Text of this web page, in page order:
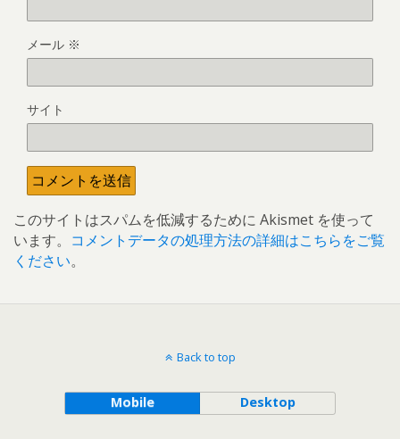
メール ※
サイト
このサイトはスパムを低減するために Akismet を使って
います。 コメントデータの処理方法の詳細はこちらをご覧
ください。
Back to top
Mobile Desktop